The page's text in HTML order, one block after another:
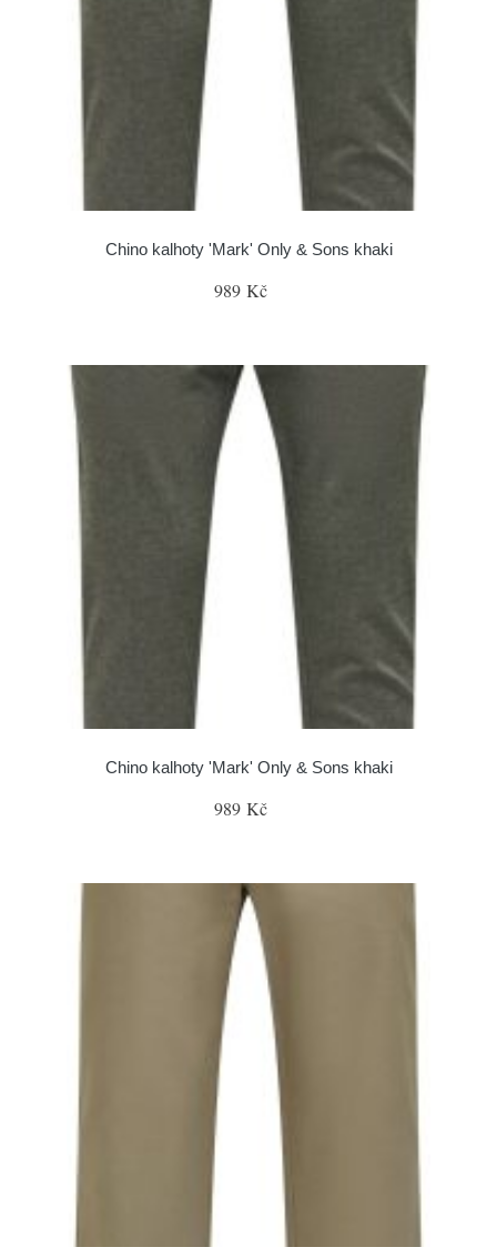
Chino kalhoty 'Mark' Only & Sons khaki
989 Kč
Chino kalhoty 'Mark' Only & Sons khaki
989 Kč